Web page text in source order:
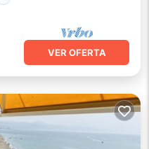
VER OFERTA